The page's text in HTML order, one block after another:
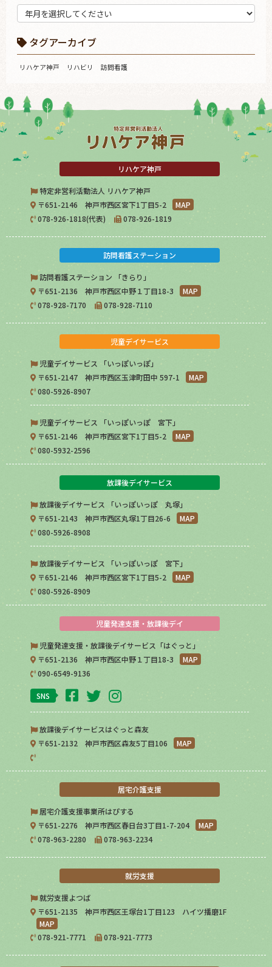
タグアーカイブ
リハケア神戸 リハビリ 訪問看護
リハケア神戸
特定非営利活動法人 リハケア神戸
〒651-2146 神戸市西区宮下1丁目5-2
MAP
078-926-1818(代表)
078-926-1819
訪問看護ステーション
訪問看護ステーション 「きらり」
〒651-2136 神戸市西区中野１丁目18-3
MAP
078-928-7170
078-928-7110
児童デイサービス
児童デイサービス 「いっぽいっぽ」
〒651-2147 神戸市西区玉津町田中 597-1
MAP
080-5926-8907
児童デイサービス 「いっぽいっぽ 宮下」
〒651-2146 神戸市西区宮下1丁目5-2
MAP
080-5932-2596
放課後デイサービス
放課後デイサービス 「いっぽいっぽ 丸塚」
〒651-2143 神戸市西区丸塚1丁目26-6
MAP
080-5926-8908
放課後デイサービス 「いっぽいっぽ 宮下」
〒651-2146 神戸市西区宮下1丁目5-2
MAP
080-5926-8909
児童発達支援・放課後デイ
児童発達支援・放課後デイサービス「はぐっと」
〒651-2136 神戸市西区中野１丁目18-3
MAP
090-6549-9136
SNS
放課後デイサービスはぐっと森友
〒651-2132 神戸市西区森友5丁目106
MAP
居宅介護支援
居宅介護支援事業所はぴする
〒651-2276 神戸市西区春日台3丁目1-7-204
MAP
078-963-2280
078-963-2234
就労支援
就労支援よつば
〒651-2135 神戸市西区王塚台1丁目123 ハイツ播磨1F
MAP
078-921-7771
078-921-7773